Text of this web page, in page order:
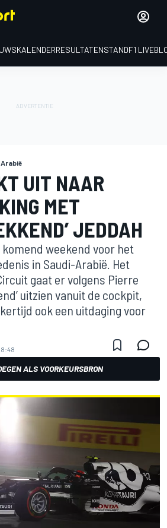
KALENDERRESULTATENSTANDF1
Arabië
UIT NAAR
MET
JEDDAH
komend weekend voor het
in Saudi-Arabië. Het
gaat er volgens Pierre
uitzien vanuit de cockpit,
ook een uitdaging voor
ALS VOORKEURSBRON